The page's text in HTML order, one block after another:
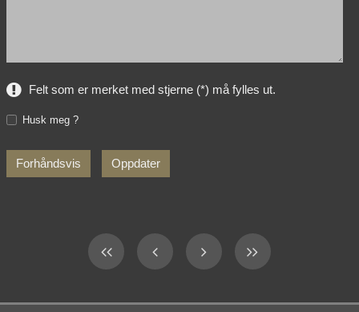
Felt som er merket med stjerne (*) må fylles ut.
Husk meg ?